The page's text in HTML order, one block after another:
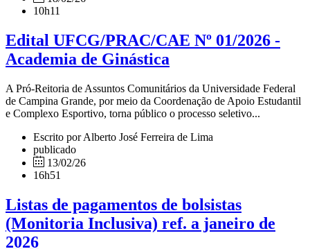
10h11
Edital UFCG/PRAC/CAE Nº 01/2026 -
Academia de Ginástica
A Pró-Reitoria de Assuntos Comunitários da Universidade Federal
de Campina Grande, por meio da Coordenação de Apoio Estudantil
e Complexo Esportivo, torna público o processo seletivo...
Escrito por Alberto José Ferreira de Lima
publicado
13/02/26
16h51
Listas de pagamentos de bolsistas
(Monitoria Inclusiva) ref. a janeiro de
2026